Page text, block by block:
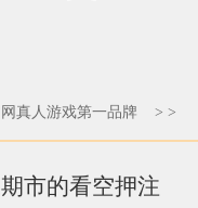
真人游戏第一品牌 > >
市的看空押注